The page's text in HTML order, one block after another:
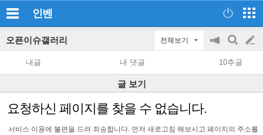
인벤
오픈이슈갤러리 전체보기
공
지
on/off
검
색
글
쓰
기
내글 내 댓글 10추글
글 보기
요청하신 페이지를 찾을 수 없습니다.
서비스 이용에 불편을 드려 죄송합니다. 먼저 새로고침 해보시고 페이지의 주소를